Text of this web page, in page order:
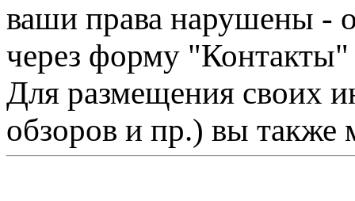
ваши права нарушены -
через форму "Контакты"
Для размещения своих
обзоров и пр.) вы также